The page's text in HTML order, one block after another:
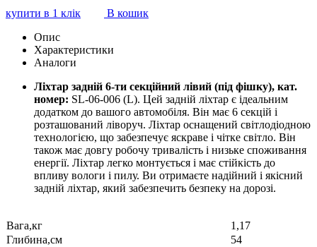
купити в 1 клік
В кошик
Опис
Характеристики
Аналоги
Ліхтар задній 6-ти секційний лівий (під фішку), кат.
номер: SL-06-006 (L). Цей задній ліхтар є ідеальним
додатком до вашого автомобіля. Він має 6 секцій і
розташований ліворуч. Ліхтар оснащений світлодіодною
технологією, що забезпечує яскраве і чітке світло. Він
також має довгу робочу тривалість і низьке споживання
енергії. Ліхтар легко монтується і має стійкість до
впливу вологи і пилу. Ви отримаєте надійний і якісний
задній ліхтар, який забезпечить безпеку на дорозі.
Вага,кг
1,17
Глибина,см
54